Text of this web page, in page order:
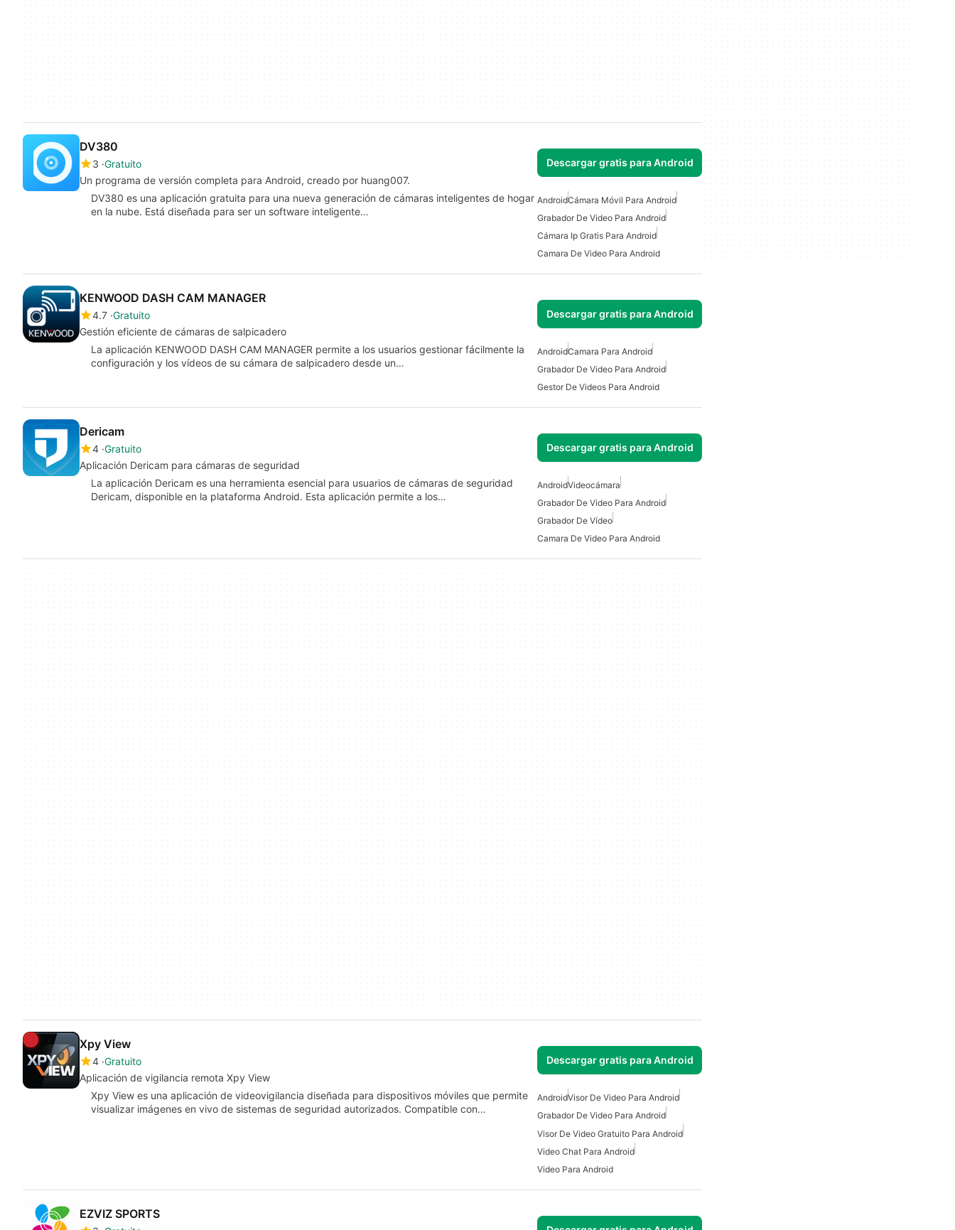
DV380
3 Gratuito
Un programa de versión completa para Android, creado por huang007.
Descargar gratis para Android
DV380 es una aplicación gratuita para una nueva generación de cámaras inteligentes de hogar
en la nube. Está diseñada para ser un software inteligente…
AndroidCámara Móvil Para Android
Grabador De Video Para Android
Cámara Ip Gratis Para Android
Camara De Video Para Android
KENWOOD DASH CAM MANAGER
4.7 Gratuito
Gestión eficiente de cámaras de salpicadero
Descargar gratis para Android
La aplicación KENWOOD DASH CAM MANAGER permite a los usuarios gestionar fácilmente la
configuración y los vídeos de su cámara de salpicadero desde un…
AndroidCamara Para Android
Grabador De Video Para Android
Gestor De Videos Para Android
Dericam
4 Gratuito
Aplicación Dericam para cámaras de seguridad
Descargar gratis para Android
La aplicación Dericam es una herramienta esencial para usuarios de cámaras de seguridad
Dericam, disponible en la plataforma Android. Esta aplicación permite a los…
AndroidVideocámara
Grabador De Video Para Android
Grabador De Vídeo
Camara De Video Para Android
Xpy View
4 Gratuito
Aplicación de vigilancia remota Xpy View
Descargar gratis para Android
Xpy View es una aplicación de videovigilancia diseñada para dispositivos móviles que permite
visualizar imágenes en vivo de sistemas de seguridad autorizados. Compatible con…
AndroidVisor De Video Para Android
Grabador De Video Para Android
Visor De Video Gratuito Para Android
Video Chat Para Android
Video Para Android
EZVIZ SPORTS